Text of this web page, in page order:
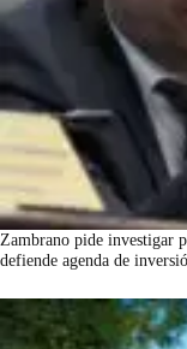
Zambrano pide investigar
defiende agenda de